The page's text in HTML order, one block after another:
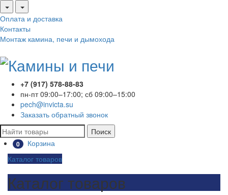
Оплата и доставка
Контакты
Монтаж камина, печи и дымохода
+7 (917) 578-88-83
пн-пт 09:00–17:00; сб 09:00–15:00
pech@invicta.su
Заказать обратный звонок
Поиск
0
Корзина
Каталог товаров
Каталог товаров